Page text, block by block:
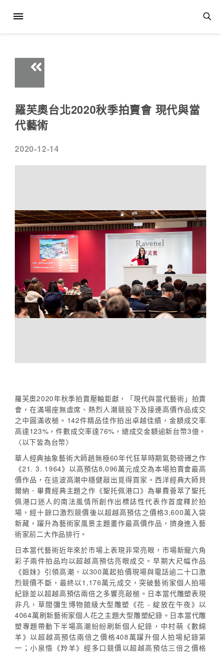
羅芙奧台北2020秋季拍賣會 現代與當
代藝術
2020-12-14
羅芙奧2020年秋季拍賣壓軸鉅獻，「現代與當代藝術」拍賣
會，在滿場座無虛席、熱烈人潮競投下及接連高價作品成交
之中圓滿收槌。142件精品佳作拍出卓越佳績，金額成交率
高達123%，件數成交率達76%，總成交金額逾新台幣3億。
〈以下皆為台幣〉
華人經典抽象藝術大師趙無極60年代狂草時期氣勢磅礡之作
《21. 3. 1964》以高預估8,096萬元成交為本場拍賣會最高
價作品，在這波高潮中穩健敲出覓得買家。西洋經典大師貝
爾納．畢費經典主題之作《聖托佩港口》為畢費薈萃了聖托
佩港口迷人的南法風情所創作出標誌性代表作首度釋於拍
場，經十餘口激烈競價後以超越高預估之價格3,600萬入袋
新藏，躍升為藝術家風景主題畫作最高價作品，擠身進入藝
術家前二大作品排行。
日本當代藝術近年來於市場上表現非常亮眼，市場新寵六角
彩子兩件拍品均以超越高預估亮眼成交。早期大尺幅作品
《姐妹》引領高潮，以300萬起拍價現場與電話逾二十口激
烈競價不斷，最終以1,176萬元成交，突破藝術家個人拍場
紀錄並以超越高預估兩倍之多響亮敲槌。日本當代雕塑表現
非凡，草間彌生博物館級大型雕塑《花 - 綻放在午夜》以
4064萬刷新藝術家個人花之主題大型雕塑紀錄。日本當代雕
塑專題帶動下半場高潮紛紛刷新個人紀錄，中村萌《數綿
羊》以超越高預估兩倍之價格408萬躍升個人拍場紀錄第
一；小泉悟《羚羊》經多口競價以超越高預估三倍之價格